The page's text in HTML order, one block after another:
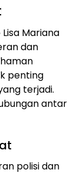
Mariana
dan
penting
terjadi.
antar
polisi dan